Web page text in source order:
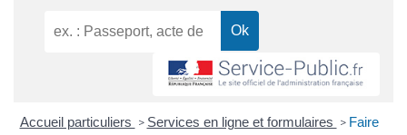
Accueil particuliers > Services en ligne et formulaires > Faire